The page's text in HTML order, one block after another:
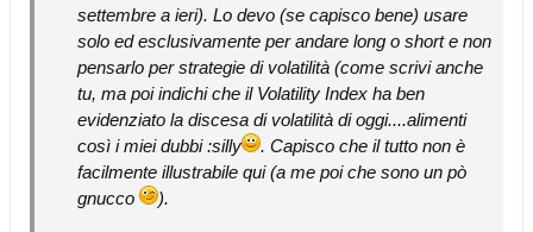
settembre a ieri). Lo devo (se capisco bene) usare
solo ed esclusivamente per andare long o short e non
pensarlo per strategie di volatilità (come scrivi anche
tu, ma poi indichi che il Volatility Index ha ben
evidenziato la discesa di volatilità di oggi....alimenti
così i miei dubbi :silly
. Capisco che il tutto non è
facilmente illustrabile qui (a me poi che sono un pò
gnucco
).